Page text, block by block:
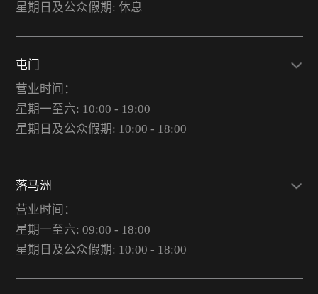
星期日及公众假期: 休息
屯门
营业时间：
星期一至六: 10:00 - 19:00
星期日及公众假期: 10:00 - 18:00
落马洲
营业时间：
星期一至六: 09:00 - 18:00
星期日及公众假期: 10:00 - 18:00